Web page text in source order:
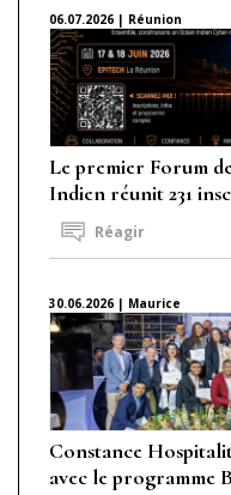
06.07.2026 | Réunion
Le premier Forum
Indien réunit 231
Réagir
30.06.2026 | Maurice
Constance
avec le programme